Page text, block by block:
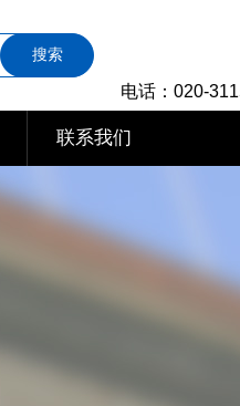
电话：020-
搜索
联系我们